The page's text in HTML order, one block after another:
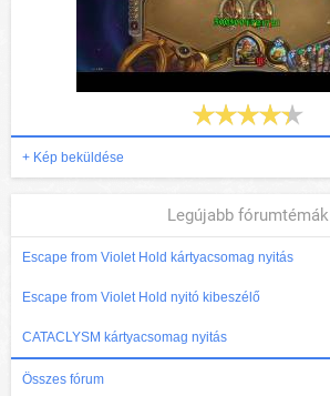
+ Kép beküldése
Legújabb fórumtémák
Escape from Violet Hold kártyacsomag nyitás
Escape from Violet Hold nyitó kibeszélő
CATACLYSM kártyacsomag nyitás
Összes fórum